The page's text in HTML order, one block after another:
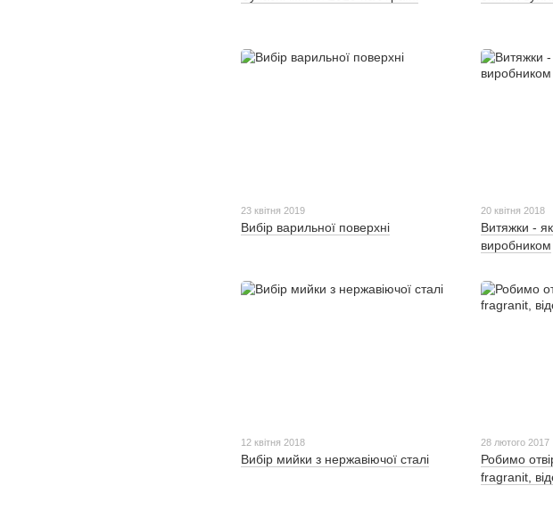
23 квітня 2019
Вибір варильної поверхні
20 квітня 2018
Витяжки -
виробником
12 квітня 2018
Вибір мийки з нержавіючої сталі
28 лютого 2017
Робимо
fragranit,